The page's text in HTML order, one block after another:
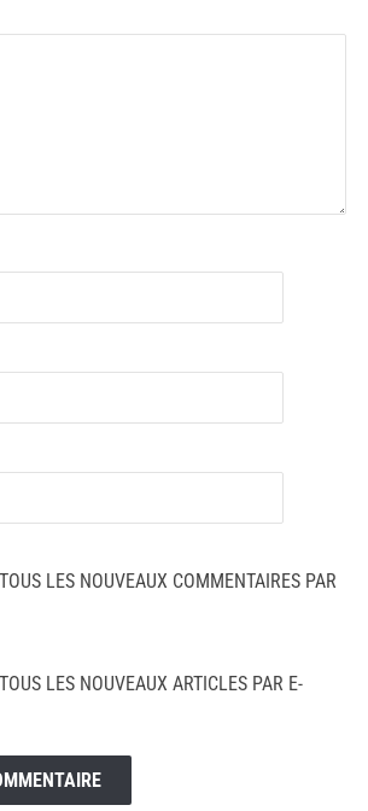
LES NOUVEAUX COMMENTAIRES PAR
LES NOUVEAUX ARTICLES PAR E-